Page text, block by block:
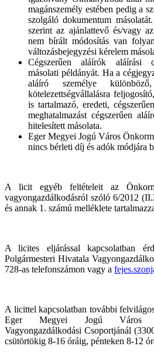
magánszemély estében pedig a
szolgáló dokumentum
szerint az ajánlattevő és/vagy
nem bírált módosítás van
változásbejegyzési kérelem
Cégszerűen aláírók aláírási
másolati példányát. Ha a
aláíró személye
kötelezettségvállalásra
is tartalmazó, eredeti,
meghatalmazást cégszerűen
hitelesített másolata.
Eger Megyei Jogú Város
nincs bérleti díj és adók módjára
A licit egyéb feltételeit az
vagyongazdálkodásról szóló 6/2012
és annak 1. számú melléklete
A licites eljárással kapcsolatban
Polgármesteri Hivatala
728-as telefonszámon vagy a
A licittel kapcsolatban további
Eger Megyei Jogú Város
Vagyongazdálkodási Csoportjánál
csütörtökig 8-16 óráig, pénteken 8-12